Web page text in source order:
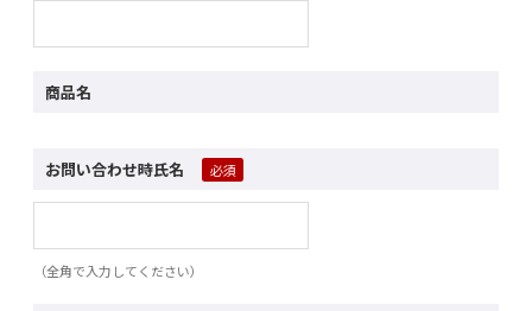
商品名
お問い合わせ時氏名
（全角で入力してください）